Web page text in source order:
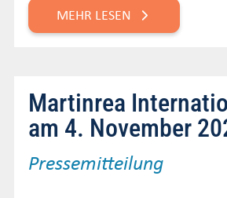
MEHR LESEN
Martinrea
am 4. November
Pressemitteilung